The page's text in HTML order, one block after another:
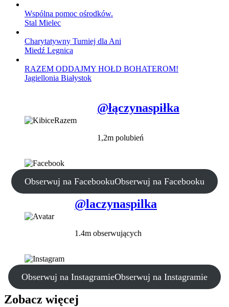
Wspólna pomoc ośrodków.
Stal Mielec
Charytatywny Turniej dla Ani
Miedź Legnica
RAZEM ODDAJMY HOŁD BOHATEROM!
Jagiellonia Białystok
@łączynaspiłka
1,2m polubień
Obserwuj na FacebookuObserwuj na Facebooku
@laczynaspilka
1.4m obserwujących
Obserwuj na InstagramieObserwuj na Instagramie
Zobacz więcej